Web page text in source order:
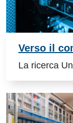
Verso il
La ricerca